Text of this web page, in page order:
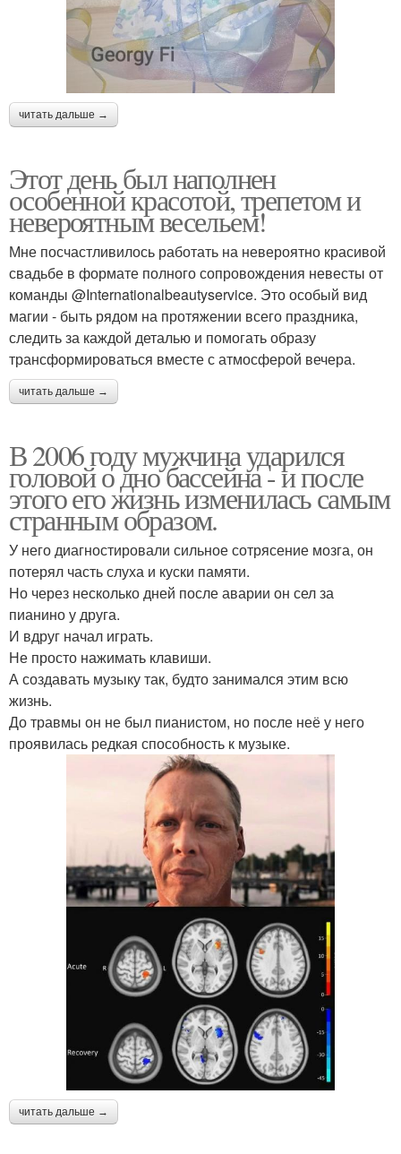
читать дальше →
Этот день был наполнен
особенной красотой, трепетом и
невероятным весельем!
Мне посчастливилось работать на невероятно красивой
свадьбе в формате полного сопровождения невесты от
команды @Internationalbeautyservice. Это особый вид
магии - быть рядом на протяжении всего праздника,
следить за каждой деталью и помогать образу
трансформироваться вместе с атмосферой вечера.
читать дальше →
В 2006 году мужчина ударился
головой о дно бассейна - и после
этого его жизнь изменилась самым
странным образом.
У него диагностировали сильное сотрясение мозга, он
потерял часть слуха и куски памяти.
Но через несколько дней после аварии он сел за
пианино у друга.
И вдруг начал играть.
Не просто нажимать клавиши.
А создавать музыку так, будто занимался этим всю
жизнь.
До травмы он не был пианистом, но после неё у него
проявилась редкая способность к музыке.
читать дальше →